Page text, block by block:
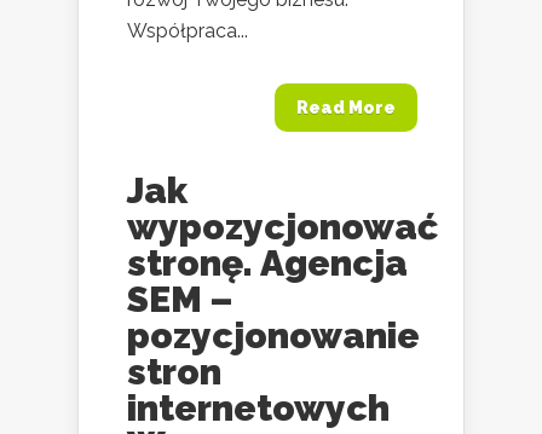
Współpraca...
Read More
Jak
wypozycjonować
stronę. Agencja
SEM –
pozycjonowanie
stron
internetowych